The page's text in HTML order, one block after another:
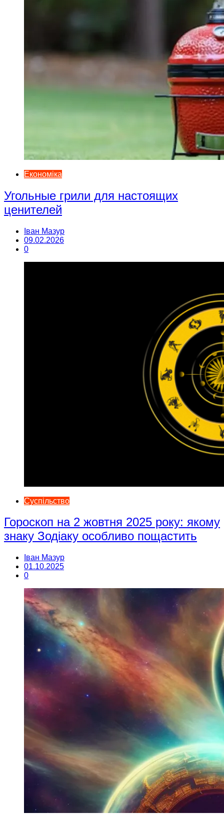
Економіка
Угольные грили для настоящих
ценителей
Іван Мазур
09.02.2026
0
Суспільство
Гороскоп на 2 жовтня 2025 року: якому
знаку Зодіаку особливо пощастить
Іван Мазур
01.10.2025
0